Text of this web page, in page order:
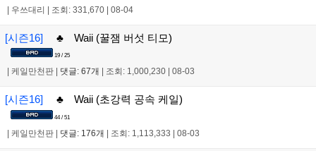
우쓰대리 조회: 331,670 08-04
[시즌16] ♣ Waii (꿀잼 버섯 티모)
19 / 25
케일만천판 댓글: 67개 조회: 1,000,230 08-03
[시즌16] ♣ Waii (초강력 공속 케일)
44 / 51
| 케일만천판 | 댓글: 176개 | 조회: 1,113,333 | 08-03